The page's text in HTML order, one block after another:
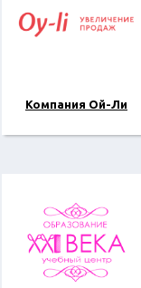
Компания Ой-Ли